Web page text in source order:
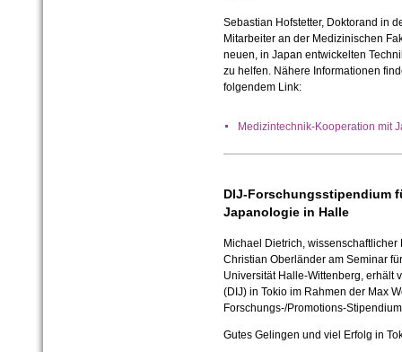
Sebastian Hofstetter, Doktorand in
Mitarbeiter an der Medizinischen
neuen, in Japan entwickelten
zu helfen. Nähere Informationen
folgendem Link:
Medizintechnik-Kooperation mit
DIJ-Forschungsstipendium
Japanologie in Halle
Michael Dietrich,
Christian Oberländer am Seminar
Universität Halle-Wittenberg, erhält
(DIJ) in Tokio im Rahmen der Max
Forschungs-/Promotions-
Gutes Gelingen und viel Erfolg in